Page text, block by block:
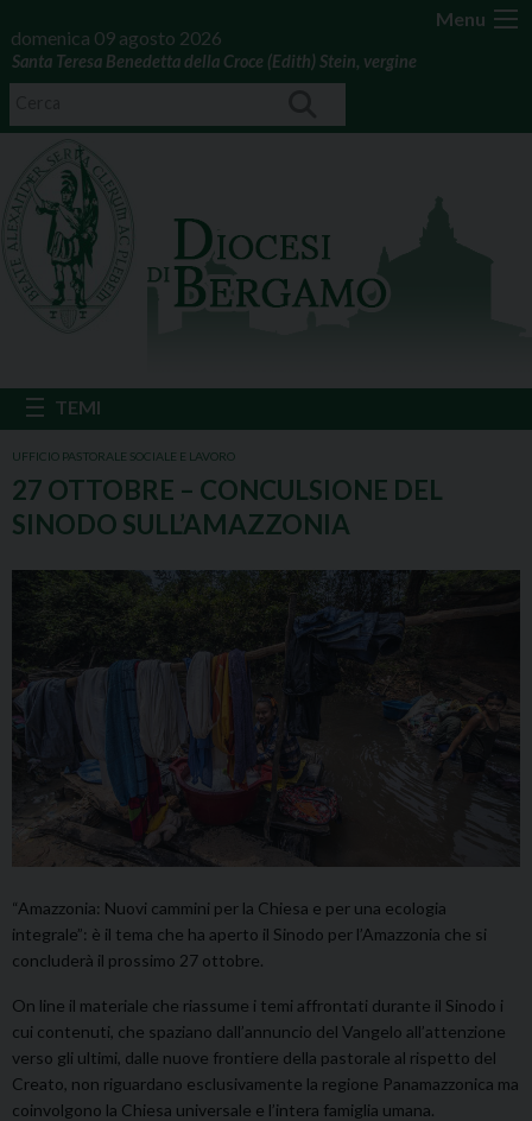
Menu
domenica 09 agosto 2026
Santa Teresa Benedetta della Croce (Edith) Stein, vergine
UFFICIO PASTORALE SOCIALE E LAVORO
27 OTTOBRE – CONCULSIONE DEL
SINODO SULL’AMAZZONIA
“Amazzonia: Nuovi cammini per la Chiesa e per una ecologia
integrale”: è il tema che ha aperto il Sinodo per l’Amazzonia che si
concluderà il prossimo 27 ottobre.
On line il materiale che riassume i temi affrontati durante il Sinodo i
cui contenuti, che spaziano dall’annuncio del Vangelo all’attenzione
verso gli ultimi, dalle nuove frontiere della pastorale al rispetto del
Creato, non riguardano esclusivamente la regione Panamazzonica ma
coinvolgono la Chiesa universale e l’intera famiglia umana.